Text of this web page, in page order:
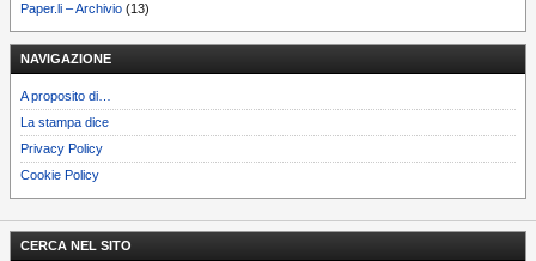
Paper.li – Archivio (13)
NAVIGAZIONE
A proposito di…
La stampa dice
Privacy Policy
Cookie Policy
CERCA NEL SITO